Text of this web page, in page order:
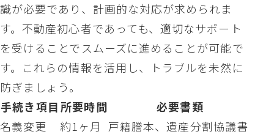
識が必要であり、計画的な対応が求められま
す。不動産初心者であっても、適切なサポート
を受けることでスムーズに進めることが可能で
す。これらの情報を活用し、トラブルを未然に
防ぎましょう。
手続き項目 所要時間
必要書類
名義変更
約1ヶ月
戸籍謄本、遺産分割協議書